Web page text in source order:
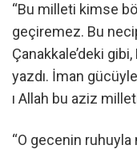
“Bu milleti kimse
geçiremez. Bu
Çanakkale’deki
yazdı. İman
ı Allah bu aziz
“O gecenin